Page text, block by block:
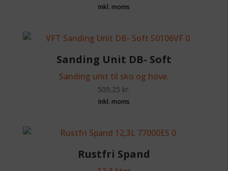
Sanding Unit DB- Soft
Sanding unit til sko og hove.
509,25 kr.
Rustfri Spand